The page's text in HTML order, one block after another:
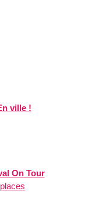
ville !
On Tour